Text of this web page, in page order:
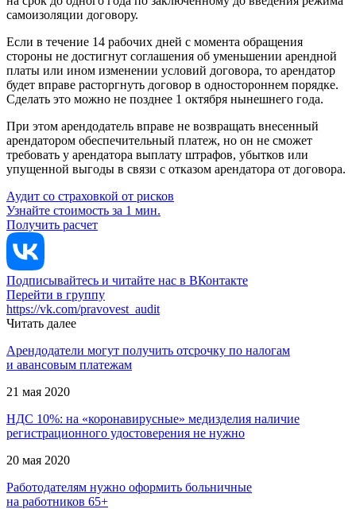
самоизоляции договору.
Если в течение 14 рабочих дней с момента обращения
стороны не достигнут соглашения об уменьшении арендной
платы или ином изменении условий договора, то арендатор
будет вправе расторгнуть договор в одностороннем порядке.
Сделать это можно не позднее 1 октября нынешнего года.
При этом арендодатель вправе не возвращать внесенный
арендатором обеспечительный платеж, но он не сможет
требовать у арендатора выплату штрафов, убытков или
упущенной выгоды в связи с отказом арендатора от договора.
Аудит со страховкой от рисков
Узнайте стоимость за 1 мин.
Получить расчет
Подписывайтесь и читайте нас в ВКонтакте
Перейти в группу
https://vk.com/pravovest_audit
Читать далее
Арендодатели могут получить отсрочку по налогам
и авансовым платежам
21 мая 2020
НДС 10%: на «коронавирусные» медизделия наличие
регистрационного удостоверения не нужно
20 мая 2020
Работодателям нужно оформить больничные
на работников 65+